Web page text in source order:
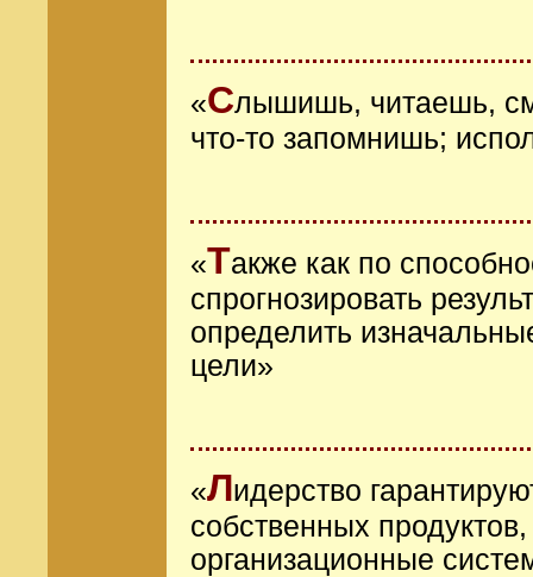
«Слышишь, читаешь,
что-то запомнишь;
«Также как по
спрогнозировать
определить
цели»
«Лидерство
собственных
организационные